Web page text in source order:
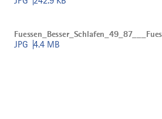
lernen
der
Kneipp-
JPG 4.4 MB
herunterladen